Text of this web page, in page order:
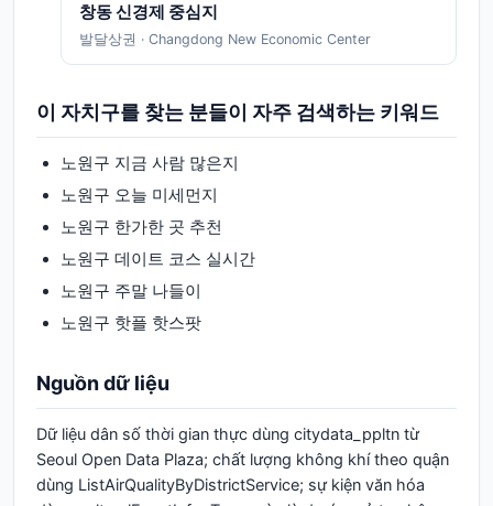
창동 신경제 중심지
발달상권 · Changdong New Economic Center
이 자치구를 찾는 분들이 자주 검색하는 키워드
노원구 지금 사람 많은지
노원구 오늘 미세먼지
노원구 한가한 곳 추천
노원구 데이트 코스 실시간
노원구 주말 나들이
노원구 핫플 핫스팟
Nguồn dữ liệu
Dữ liệu dân số thời gian thực dùng citydata_ppltn từ
Seoul Open Data Plaza; chất lượng không khí theo quận
dùng ListAirQualityByDistrictService; sự kiện văn hóa